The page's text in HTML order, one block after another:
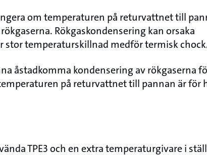
om temperaturen på returvattnet till
Rökgaskondensering kan orsaka
temperaturskillnad medför termisk
åstadkomma kondensering av rökgaserna
på returvattnet till pannan är för
TPE3 och en extra temperaturgivare i